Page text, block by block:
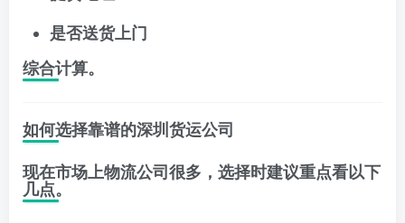
是否送货上门
综合计算。
如何选择靠谱的深圳货运公司
现在市场上物流公司很多，选择时建议重点看以下
几点。